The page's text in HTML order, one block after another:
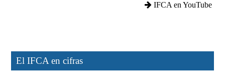
IFCA en YouTube
El IFCA en cifras